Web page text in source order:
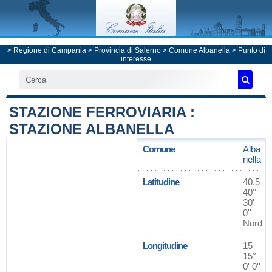
> Regione di Campania> Provincia di Salerno> Comune Albanella> Punto di
interesse
STAZIONE FERROVIARIA :
STAZIONE ALBANELLA
Comune
Alba
nella
Latitudine
40.5
40°
30'
0''
Nord
Longitudine
15
15°
0' 0''